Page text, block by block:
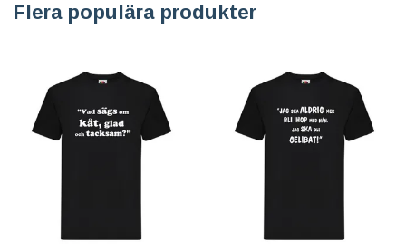
Flera populära produkter